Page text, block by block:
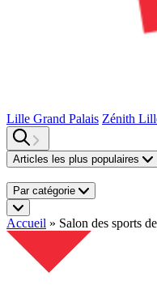
Lille Grand Palais Zénith
Articles les plus populaires
Par catégorie
Accueil » Salon des sports